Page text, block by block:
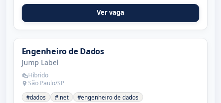
Ver vaga
Engenheiro de Dados
Jump Label
Híbrido
São Paulo/SP
#dados #.net #engenheiro de dados